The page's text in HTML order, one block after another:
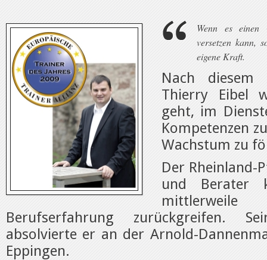
Wenn es einen
versetzen kann,
eigene Kraft.
Nach
Thierry Eibel
geht, im
Kompetenzen
Wachstum zu
Der Rheinland-
und Berater
Berufserfahrung zurückgreifen.
absolvierte er an der Arnold-
Eppingen.